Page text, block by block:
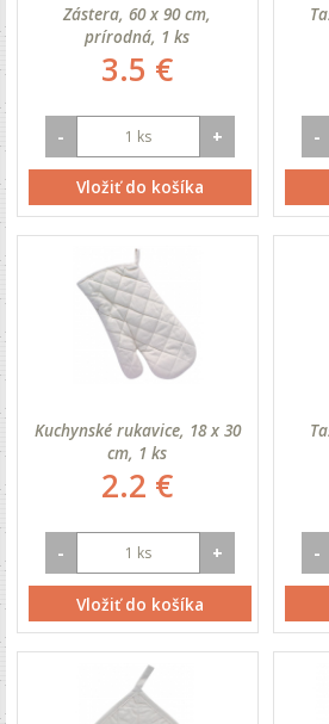
Zástera, 60 x 90 cm,
prírodná, 1 ks
3.5 €
- +
Vložiť do košíka
-
Kuchynské rukavice, 18 x 30
cm, 1 ks
2.2 €
- +
Vložiť do košíka
-